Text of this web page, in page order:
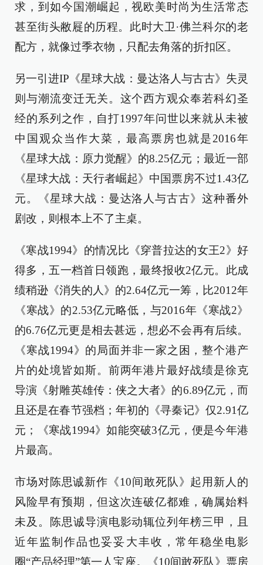
求，到如今国潮崛起，视欧美时尚为生活常态
甚至街头敝屣的历程。此时大卫·佛兰科尔的老
配方，就像过季衣物，只配去角落的折扣区。
另一引进IP《星球大战：曼达洛人与古古》失灵
则与潮流变迁无关。这个西方观众奉若科幻圣
经的系列之作，自打1997年问世以来就从未被
中国观众当作大菜，最高票房也就是2016年
《星球大战：原力觉醒》的8.25亿元；最近一部
《星球大战：天行者崛起》中国票房不过1.43亿
元。《星球大战：曼达洛人与古古》这种番外
剧改，则根本上不了主桌。
《寒战1994》的情况比《穿普拉达的女王2》好
得多，五一档首日领跑，最终报收2亿元。此成
绩稍逊《消失的人》的2.64亿元一筹，比2012年
《寒战》的2.53亿元略低，与2016年《寒战2》
的6.76亿元更是相去甚远，想必不会再有后续。
《寒战1994》的局面并非一家之困，整个港产
片的处境皆如斯。前两年港片最好战绩是徐克
导演《射雕英雄传：侠之大者》的6.89亿元，而
且还是在春节强档；年初的《寻秦记》仅2.91亿
元；《寒战1994》如能突破3亿元，便是今年港
片最高。
市场对陈思诚新作《10间敢死队》起用新人的
风险早有预期，但这次连破亿都难，确属始料
未及。陈思诚导演电影动辄位列年榜三甲，且
近年监制作品也妥妥大丰收，常年稳坐电影
圈“产品经理”第一人宝座。《10间敢死队》票房